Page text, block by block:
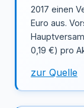
2017 einen
Euro aus.
0,19 €) pro
zur Quelle